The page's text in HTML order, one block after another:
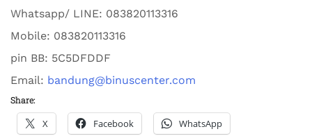
Whatsapp/ LINE: 083820113316
Mobile: 083820113316
pin BB: 5C5DFDDF
Email: bandung@binuscenter.com
Share:
X Facebook WhatsApp